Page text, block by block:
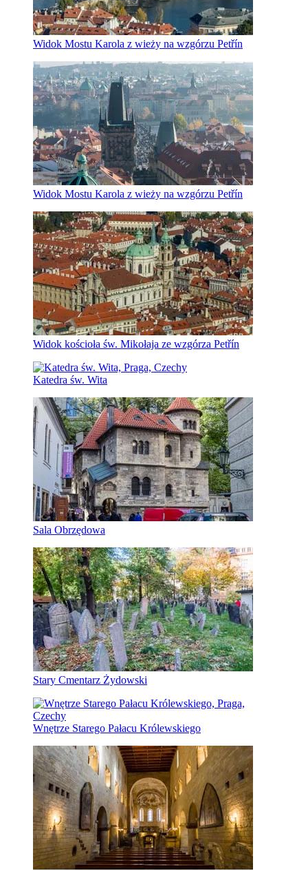
Widok Mostu Karola z wieży na wzgórzu Petřín
Widok Mostu Karola z wieży na wzgórzu Petřín
Widok kościoła św. Mikołaja ze wzgórza Petřín
Katedra św. Wita
Sala Obrzędowa
Stary Cmentarz Żydowski
Wnętrze Starego Pałacu Królewskiego